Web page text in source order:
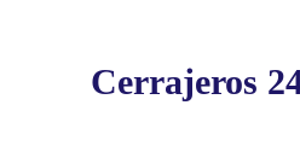
Cerrajeros